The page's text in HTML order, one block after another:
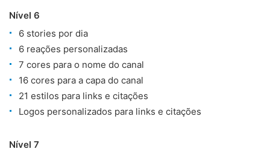
Nível 6
6 stories por dia
6 reações personalizadas
7 cores para o nome do canal
16 cores para a capa do canal
21 estilos para links e citações
Logos personalizados para links e citações
Nível 7